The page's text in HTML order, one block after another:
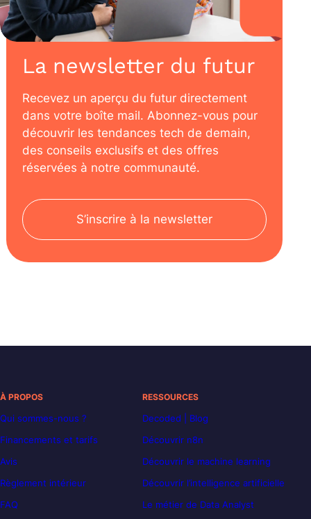
La newsletter du futur
Recevez un aperçu du futur directement
dans votre boîte mail. Abonnez-vous pour
découvrir les tendances tech de demain,
des conseils exclusifs et des offres
réservées à notre communauté.
S’inscrire à la newsletter
À PROPOS
Qui sommes-nous ?
Financements et tarifs
Avis
Règlement intérieur
FAQ
RESSOURCES
Decoded | Blog
Découvrir n8n
Découvrir le machine learning
Découvrir l’intelligence artificielle
Le métier de Data Analyst